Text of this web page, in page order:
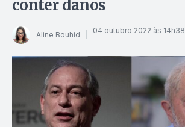
conter danos
Aline Bouhid 04 outubro 2022 às 14h38